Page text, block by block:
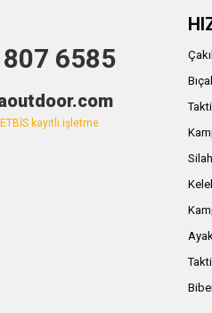
807 6585
Silah